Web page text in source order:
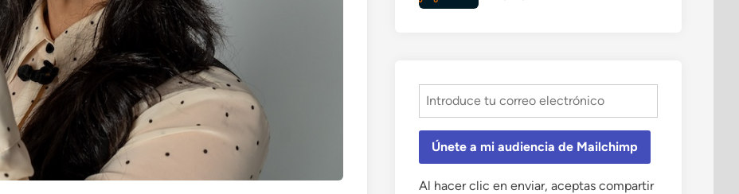
Únete a mi audiencia de Mailchimp
Al hacer clic en enviar, aceptas compartir